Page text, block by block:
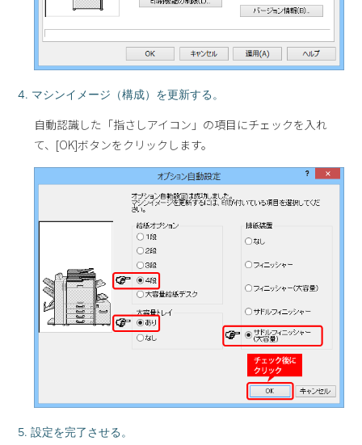
4. マシンイメージ（構成）を更新する。
自動認識した「指さしアイコン」の項目にチェックを入れ
て、[OK]ボタンをクリックします。
5. 設定を完了させる。